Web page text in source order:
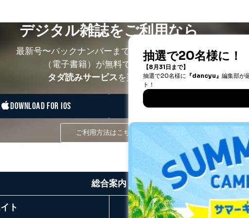
デジタル雑誌をご利用なら
最新号〜バックナンバーまで7000冊以上の雑誌
（電子書籍）が無料で読み放題！
タダ読みサービスを楽しもう！
DOWNLOAD FOR IOS DOWNLOAD FOR ANDROID
ご利用方法はこちら
総合案内
ト 採用情報